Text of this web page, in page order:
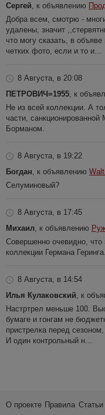
Сергей , к объявлению
Добра всем, смотрю -
удалены, значит
что могу сказать, в
четких фото, если и то и...
8 Августа, в 20:08
ПЕТРОВИЧ=1955 , к
Не из всей коллекции. А
части, санкционированной
Борманом.
8 Августа, в 19:22
Богдан , к объявлению
Селуминовый?
8 Августа, в 17:45
Михаил , к объявлению
Совершенно очевидно, что
коллекции Германа Геринга.
8 Августа, в 14:54
Илья Кулаковский , к
Настртрел меньше 100.
бумаге и гонгам не
пристрелка перед
И один контрольный н...
О проекте Правила Статьи